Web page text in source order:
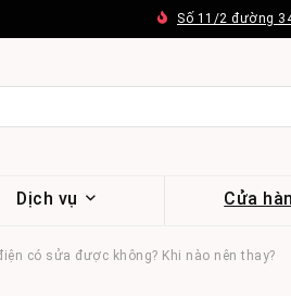
Số 11/2 đường
Dịch vụ Cửa
có sửa được không? Khi nào nên thay?